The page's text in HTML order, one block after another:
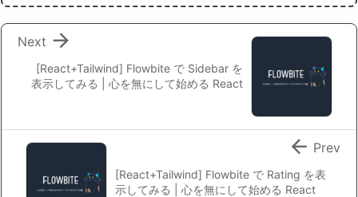
[React+Tailwind] Flowbite で Sidebar を
表示してみる | 心を無にして始める React

Next
[React+Tailwind] Flowbite で Rating を表
示してみる | 心を無にして始める React
 Prev